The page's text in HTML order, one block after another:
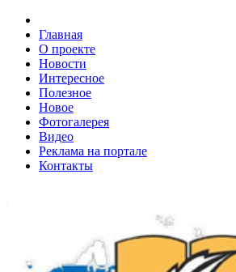
Главная
О проекте
Новости
Интересное
Полезное
Новое
Фотогалерея
Видео
Реклама на портале
Контакты